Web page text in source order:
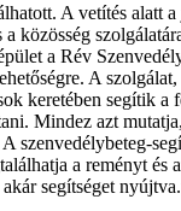
A vetítés alatt
közösség
a Rév
A
keretében segítik a
Mindez azt
szenvedélybeteg-
a reményt
segítséget